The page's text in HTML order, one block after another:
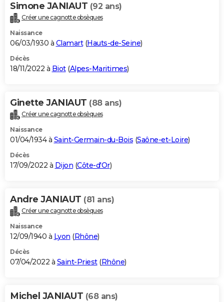
Simone JANIAUT (92 ans)
Créer une cagnotte obsèques
Naissance
06/03/1930 à Clamart(Hauts-de-Seine)
Décès
18/11/2022 à Biot(Alpes-Maritimes)
Ginette JANIAUT (88 ans)
Créer une cagnotte obsèques
Naissance
01/04/1934 à Saint-Germain-du-Bois (Saône-et-Loire)
Décès
17/09/2022 à Dijon (Côte-d'Or)
Andre JANIAUT (81 ans)
Créer une cagnotte obsèques
Naissance
12/09/1940 à Lyon (Rhône)
Décès
07/04/2022 à Saint-Priest(Rhône)
Michel JANIAUT (68 ans)